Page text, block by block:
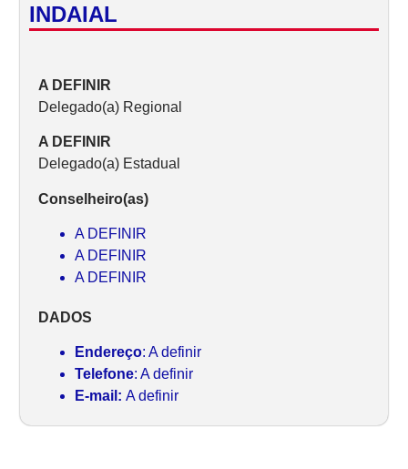
INDAIAL
A DEFINIR
Delegado(a) Regional
A DEFINIR
Delegado(a) Estadual
Conselheiro(as)
A DEFINIR
A DEFINIR
A DEFINIR
DADOS
Endereço: A definir
Telefone: A definir
E-mail: A definir